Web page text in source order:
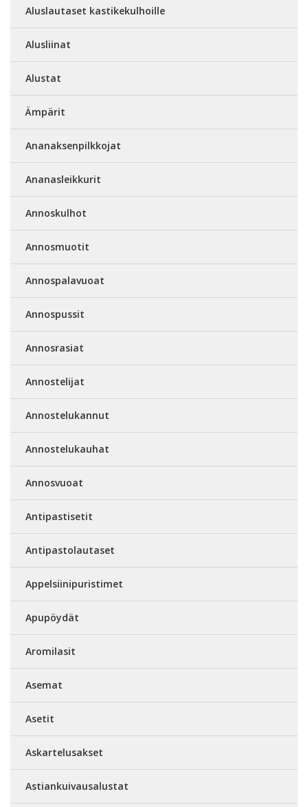
Aluslautaset kastikekulhoille
Alusliinat
Alustat
Ämpärit
Ananaksenpilkkojat
Ananasleikkurit
Annoskulhot
Annosmuotit
Annospalavuoat
Annospussit
Annosrasiat
Annostelijat
Annostelukannut
Annostelukauhat
Annosvuoat
Antipastisetit
Antipastolautaset
Appelsiinipuristimet
Apupöydät
Aromilasit
Asemat
Asetit
Askartelusakset
Astiankuivausalustat